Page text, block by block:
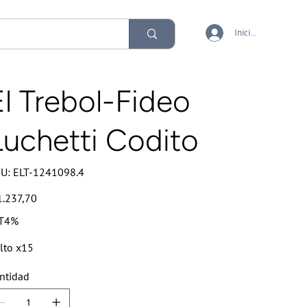
Iniciar sesión
Trebol-Fideo
Codito
SKU
ELT-
ELT-1241098.4
x15